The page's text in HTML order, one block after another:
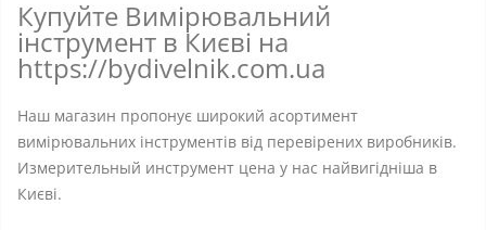
Купуйте Вимірювальний
інструмент в Києві на
https://bydivelnik.com.ua
Наш магазин пропонує широкий асортимент
вимірювальних інструментів від перевірених виробників.
Измерительный инструмент цена у нас найвигідніша в
Києві.